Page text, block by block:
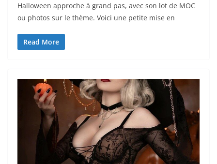
Halloween approche à grand pas, avec son lot de MOC
ou photos sur le thème. Voici une petite mise en
Read More